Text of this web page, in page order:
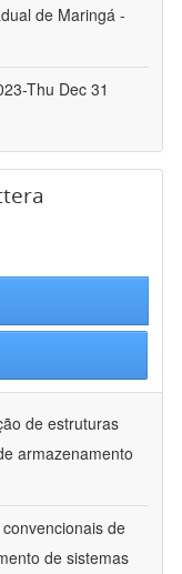
de Maringá -
Thu Dec 31
de estruturas
armazenamento
de
de sistemas